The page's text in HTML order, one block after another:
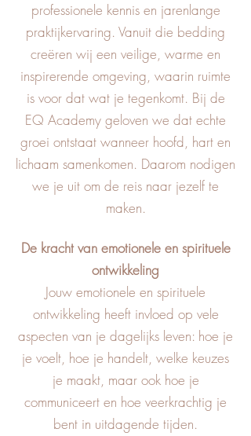
professionele kennis en jarenlange
praktijkervaring. Vanuit die bedding
creëren wij een veilige, warme en
inspirerende omgeving, waarin ruimte
is voor dat wat je tegenkomt. Bij de
EQ Academy geloven we dat echte
groei ontstaat wanneer hoofd, hart en
lichaam samenkomen. Daarom nodigen
we je uit om de reis naar jezelf te
maken.
De kracht van emotionele en spirituele
ontwikkeling
Jouw emotionele en spirituele
ontwikkeling heeft invloed op vele
aspecten van je dagelijks leven: hoe je
je voelt, hoe je handelt, welke keuzes
je maakt, maar ook hoe je
communiceert en hoe veerkrachtig je
bent in uitdagende tijden.